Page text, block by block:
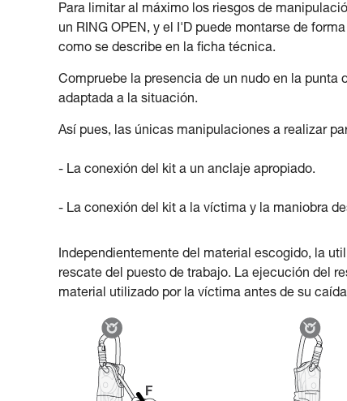
Para limitar al máximo los riesgos de
un RING OPEN, y el I'D puede montarse de
como se describe en la ficha técnica.
Compruebe la presencia de un nudo en la punta
adaptada a la situación.
Así pues, las únicas manipulaciones a realizar
- La conexión del kit a un anclaje apropiado.
- La conexión del kit a la víctima y la maniobra
Independientemente del material escogido, la
rescate del puesto de trabajo. La ejecución del
material utilizado por la víctima antes de su